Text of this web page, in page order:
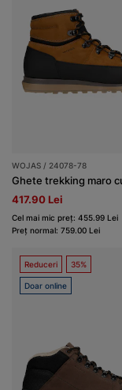
WOJAS / 24078-78
417.90 Lei
Cel mai mic preț: 455.99 Lei
Preț normal: 759.00 Lei
Reduceri 35%
Doar online